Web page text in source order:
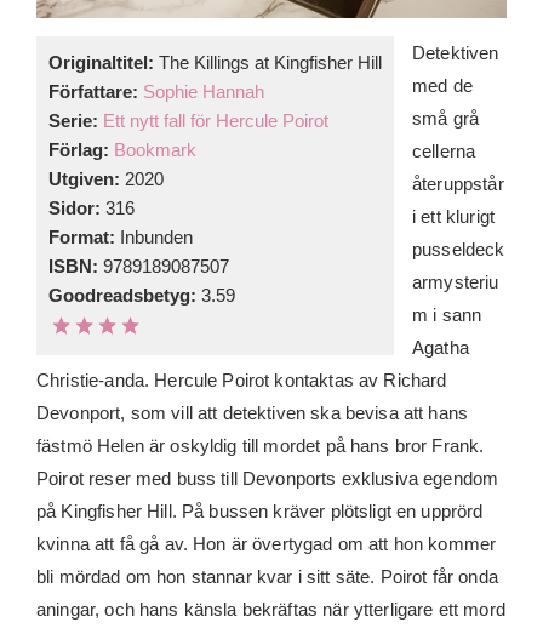
Originaltitel: The Killings at Kingfisher Hill
Författare: Sophie Hannah
Serie: Ett nytt fall för Hercule Poirot
Förlag: Bookmark
Utgiven: 2020
Sidor: 316
Format: Inbunden
ISBN: 9789189087507
Goodreadsbetyg: 3.59
Detektiven
med de
små grå
cellerna
återuppstår
i ett klurigt
pusseldeck
armysteriu
m i sann
Agatha
Christie-anda. Hercule Poirot kontaktas av Richard
Devonport, som vill att detektiven ska bevisa att hans
fästmö Helen är oskyldig till mordet på hans bror Frank.
Poirot reser med buss till Devonports exklusiva egendom
på Kingfisher Hill. På bussen kräver plötsligt en upprörd
kvinna att få gå av. Hon är övertygad om att hon kommer
bli mördad om hon stannar kvar i sitt säte. Poirot får onda
aningar, och hans känsla bekräftas när ytterligare ett mord